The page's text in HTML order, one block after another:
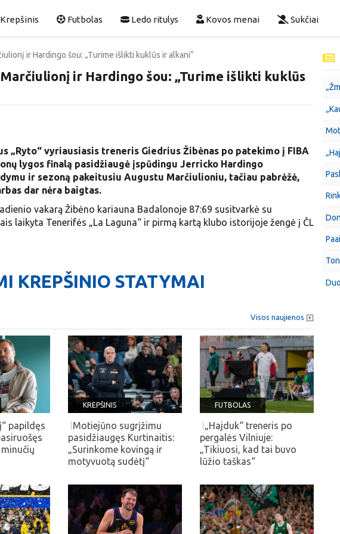
Krepšinis Futbolas Ledo ritulys Kovos menai Sukčiai
ir Hardingo šou: „Turime išlikti kuklūs ir alkani“
ir Hardingo šou: „Turime išlikti kuklūs
„Ryto“ vyriausiasis treneris Giedrius Žibėnas po patekimo į FIBA
lygos finalą pasidžiaugė įspūdingu Jerricko Hardingo
ir sezoną pakeitusiu Augustu Marčiulioniu, tačiau pabrėžė,
dar nėra baigtas.
vakarą Žibėno kariauna Badalonoje 87:69 susitvarkė su
laikyta Tenerifės „La Laguna“ ir pirmą kartą klubo istorijoje žengė į ČL
KREPŠINIO STATYMAI
Visos naujienos
papildęs
KREPŠINIS
Motiejūno sugrįžimu
pasidžiaugęs Kurtinaitis:
„Surinkome kovingą ir
motyvuotą sudėtį“
FUTBOLAS
„Hajduk“ treneris po
pergalės Vilniuje:
„Tikiuosi, kad tai buvo
lūžio taškas“